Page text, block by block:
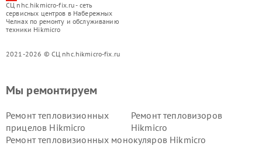
СЦ nhc.hikmicro-fix.ru - сеть
сервисных центров в Набережных
Челнах по ремонту и обслуживанию
техники Hikmicro
2021-2026 © СЦ nhc.hikmicro-fix.ru
Мы ремонтируем
Ремонт тепловизионных
прицелов Hikmicro
Ремонт тепловизоров
Hikmicro
Ремонт тепловизионных монокуляров Hikmicro